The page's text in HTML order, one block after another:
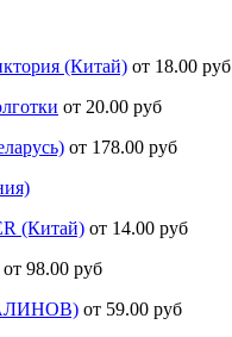
(Китай) от 18.00 руб
от 20.00 руб
от 178.00 руб
(Китай) от 14.00 руб
от 98.00 руб
от 59.00 руб